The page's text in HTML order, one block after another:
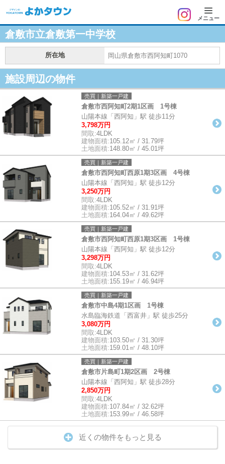
メニュー
倉敷市立倉敷第一中学校
所在地 岡山県倉敷市西阿知町1070
施設周辺の物件
売買｜新築一戸建
倉敷市西阿知町2期1区画 1号棟
山陽本線「西阿知」駅 徒歩11分
3,798万円
間取:4LDK
建物面積:105.12㎡ / 31.79坪
土地面積:148.80㎡ / 45.01坪
売買｜新築一戸建
倉敷市西阿知町西原1期3区画 4号棟
山陽本線「西阿知」駅 徒歩12分
3,250万円
間取:4LDK
建物面積:105.52㎡ / 31.91坪
土地面積:164.04㎡ / 49.62坪
売買｜新築一戸建
倉敷市西阿知町西原1期3区画 1号棟
山陽本線「西阿知」駅 徒歩12分
3,298万円
間取:4LDK
建物面積:104.53㎡ / 31.62坪
土地面積:155.19㎡ / 46.94坪
売買｜新築一戸建
倉敷市中島4期1区画 1号棟
水島臨海鉄道「西富井」駅 徒歩25分
3,080万円
間取:4LDK
建物面積:103.50㎡ / 31.30坪
土地面積:159.01㎡ / 48.10坪
売買｜新築一戸建
倉敷市片島町1期2区画 2号棟
山陽本線「西阿知」駅 徒歩28分
2,850万円
間取:4LDK
建物面積:107.84㎡ / 32.62坪
土地面積:153.99㎡ / 46.58坪
近くの物件をもっと見る